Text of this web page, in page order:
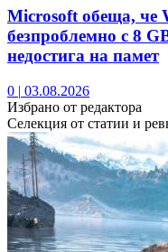
Microsoft обеща, че
безпроблемно с 8
недостига на памет
0 | 03.08.2026
Избрано от редактора
Селекция от статии и